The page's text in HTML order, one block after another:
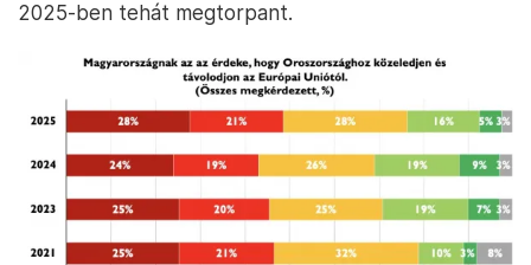
2025-ben tehát megtorpant.